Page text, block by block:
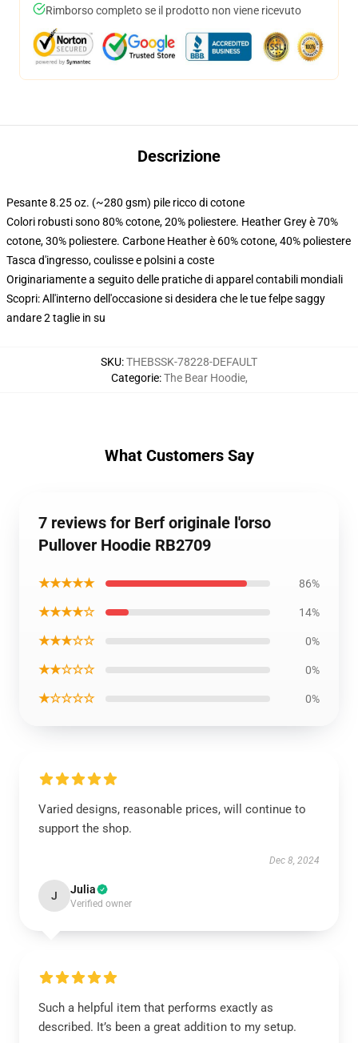
Rimborso completo se il prodotto non viene ricevuto
Descrizione
Pesante 8.25 oz. (~280 gsm) pile ricco di cotone
Colori robusti sono 80% cotone, 20% poliestere. Heather Grey è 70%
cotone, 30% poliestere. Carbone Heather è 60% cotone, 40% poliestere
Tasca d'ingresso, coulisse e polsini a coste
Originariamente a seguito delle pratiche di apparel contabili mondiali
Scopri: All'interno dell'occasione si desidera che le tue felpe saggy
andare 2 taglie in su
SKU:THEBSSK-78228-DEFAULT
Categorie:The Bear Hoodie,
What Customers Say
7 reviews for Berf originale l'orso
Pullover Hoodie RB2709
★★★★★ 86%
★★★★☆ 14%
★★★☆☆ 0%
★★☆☆☆ 0%
★☆☆☆☆ 0%
Varied designs, reasonable prices, will continue to
support the shop.
Dec 8, 2024
J Julia
Verified owner
Such a helpful item that performs exactly as
described. It’s been a great addition to my setup.